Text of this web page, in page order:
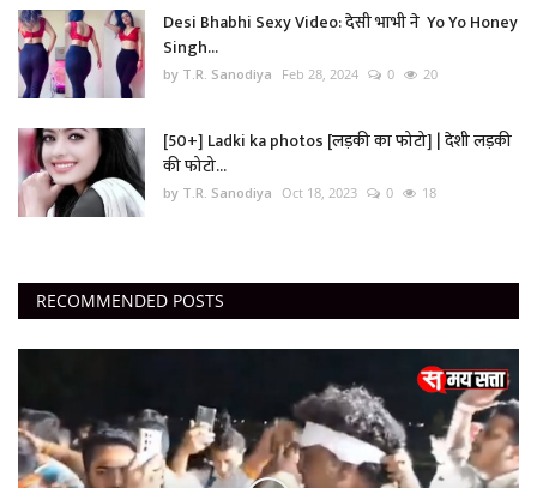
Desi Bhabhi Sexy Video: देसी भाभी ने Yo Yo Honey
Singh...
by T.R. Sanodiya Feb 28, 2024 0 20
[50+] Ladki ka photos [लड़की का फोटो] | देशी लड़की
की फोटो...
by T.R. Sanodiya Oct 18, 2023 0 18
RECOMMENDED POSTS